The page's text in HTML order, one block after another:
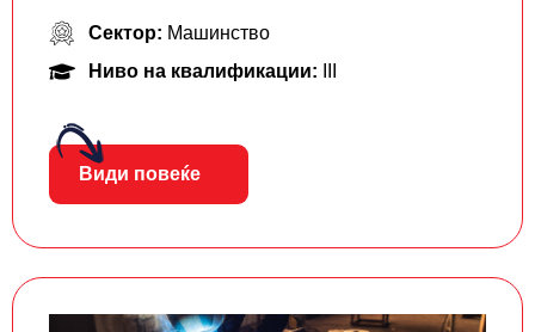
Сектор: Машинство
Ниво на квалификации:
Види повеќе